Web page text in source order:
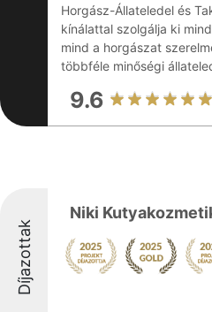
Horgász-Állateledel és
kínálattal szolgálja ki
mind a horgászat
többféle minőségi
9.6
Díjazottak
Niki